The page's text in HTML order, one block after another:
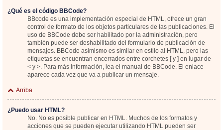
¿Qué es el código BBCode?
BBcode es una implementación especial de HTML, ofrece un gran
control de formato de los objetos particulares de las publicaciones. El
uso de BBCode debe ser habilitado por la administración, pero
también puede ser deshabilitado del formulario de publicación de
mensajes. BBCode asimismo es similar en estilo al HTML, pero las
etiquetas se encuentran encerrados entre corchetes [ y ] en lugar de
< y >. Para más información, lea el manual de BBCode. El enlace
aparece cada vez que va a publicar un mensaje.
Arriba
¿Puedo usar HTML?
No. No es posible publicar en HTML. Muchos de los formatos y
acciones que se pueden ejecutar utilizando HTML pueden ser